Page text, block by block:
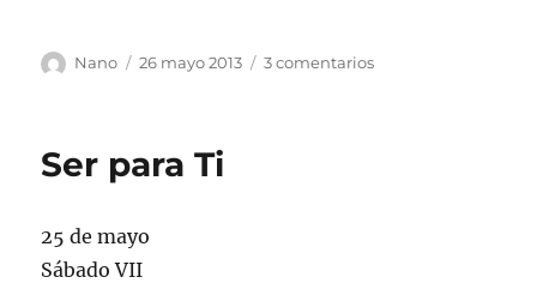
Autor
Nano
Publicado
26 mayo 2013 3 comentariosen
Ser para Ti
25 de mayo
Sábado VII